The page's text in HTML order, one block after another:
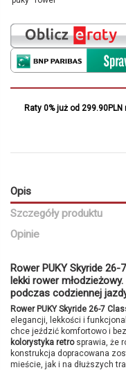
Raty 0% już od
Opis
Szczegóły produktu
Opinie
Rower PUKY Skyride
lekki rower
podczas codziennej
Rower PUKY Skyride 26-7
elegancji, lekkości i
chce jeździć komfortowo i
kolorystyka retrosprawia, że
konstrukcja dopracowana
mieście, jak i na dłuższych